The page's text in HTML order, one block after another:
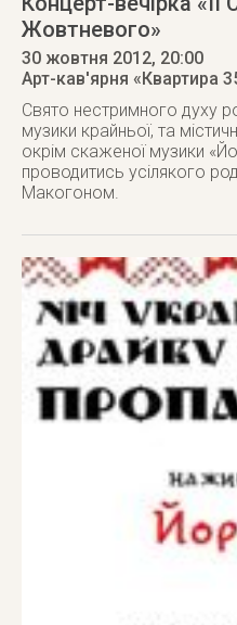
Жовтневого»
30 жовтня 2012, 20:00
Арт-кав'ярня «Квартира
Свято нестримного духу
музики крайньої, та
окрім скаженої музики
проводитись усілякого
Макогоном.